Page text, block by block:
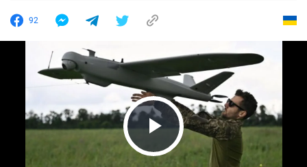
92
Play Video